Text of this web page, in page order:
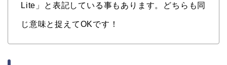
Lite」と表記している事もあります。どちらも同
じ意味と捉えてOKです！